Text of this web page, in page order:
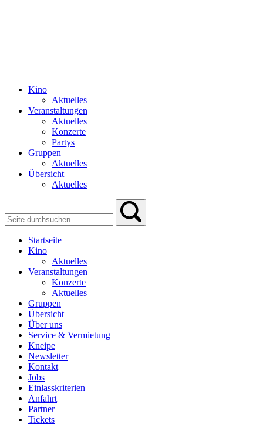
Kino
Aktuelles
Veranstaltungen
Aktuelles
Konzerte
Partys
Gruppen
Aktuelles
Übersicht
Aktuelles
Startseite
Kino
Aktuelles
Veranstaltungen
Konzerte
Aktuelles
Gruppen
Übersicht
Über uns
Service & Vermietung
Kneipe
Newsletter
Kontakt
Jobs
Einlasskriterien
Anfahrt
Partner
Tickets